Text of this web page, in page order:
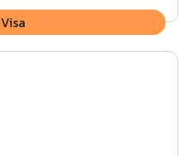
Visa